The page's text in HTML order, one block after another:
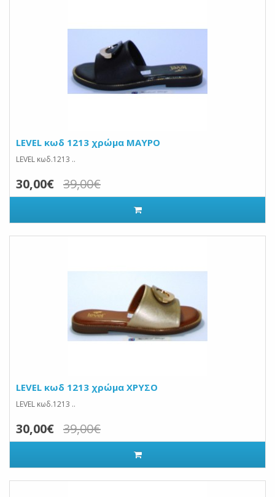
LEVEL κωδ 1213 χρώμα ΜΑΥΡΟ
LEVEL κωδ.1213 ..
30,00€ 39,00€
LEVEL κωδ 1213 χρώμα ΧΡΥΣΟ
LEVEL κωδ.1213 ..
30,00€ 39,00€